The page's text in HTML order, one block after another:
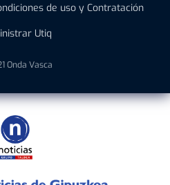
de uso y Contratación
Utiq
Onda Vasca